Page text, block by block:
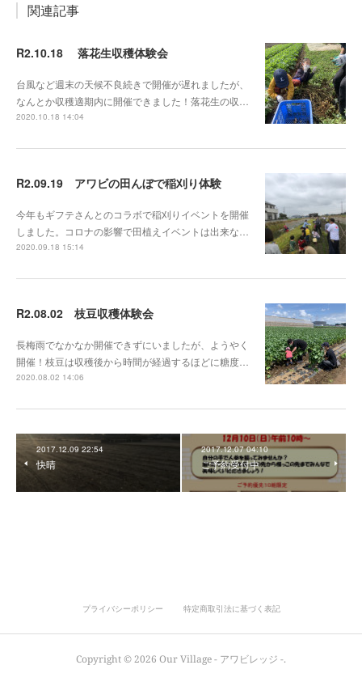
関連記事
R2.10.18 落花生収穫体験会
台風など週末の天候不良続きで開催が遅れましたが、
なんとか収穫適期内に開催できました！落花生の収…
2020.10.18 14:04
R2.09.19 アワビの田んぼで稲刈り体験
今年もギフテさんとのコラボで稲刈りイベントを開催
しました。コロナの影響で田植えイベントは出来な…
2020.09.18 15:14
R2.08.02 枝豆収穫体験会
長梅雨でなかなか開催できずにいましたが、ようやく
開催！枝豆は収穫後から時間が経過するほどに糖度…
2020.08.02 14:06
2017.12.09 22:54
快晴
2017.12.07 04:10
ご予約受付中
プライバシーポリシー 特定商取引法に基づく表記
Copyright ©2026 Our Village - アワビレッジ -.